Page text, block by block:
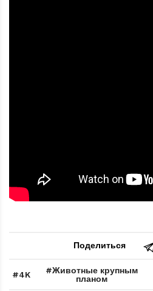
Поделиться
4K
Животные крупным
планом